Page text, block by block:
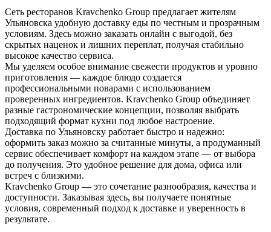
Сеть ресторанов Kravchenko Group предлагает жителям
Ульяновска удобную доставку еды по честным и прозрачным
условиям. Здесь можно заказать онлайн с выгодой, без
скрытых наценок и лишних переплат, получая стабильно
высокое качество сервиса.
Мы уделяем особое внимание свежести продуктов и уровню
приготовления — каждое блюдо создается
профессиональными поварами с использованием
проверенных ингредиентов. Kravchenko Group объединяет
разные гастрономические концепции, позволяя выбрать
подходящий формат кухни под любое настроение.
Доставка по Ульяновску работает быстро и надежно:
оформить заказ можно за считанные минуты, а продуманный
сервис обеспечивает комфорт на каждом этапе — от выбора
до получения. Это удобное решение для дома, офиса или
встреч с близкими.
Kravchenko Group — это сочетание разнообразия, качества и
доступности. Заказывая здесь, вы получаете понятные
условия, современный подход к доставке и уверенность в
результате.